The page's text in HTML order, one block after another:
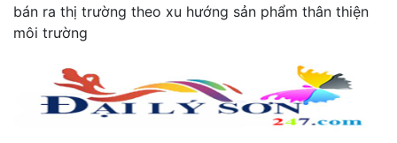
bán ra thị trường theo xu hướng sản phẩm thân thiện
môi trường